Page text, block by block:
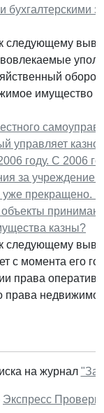
бухгалтерскими
следующему
вовлекаемые
имущество
управляет
году. С 2006
за
прекращено.
казны?
следующему
с момента его
права
права
на журнал
Экспресс